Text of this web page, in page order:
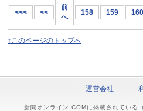
<<< <<
前
へ
158 159 160
↑このページのトップへ
運営会社
新聞オンライン.COMに掲載されている